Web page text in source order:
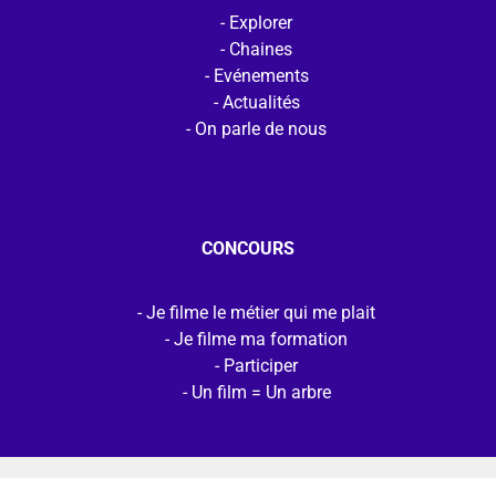
Explorer
Chaines
Evénements
Actualités
On parle de nous
CONCOURS
Je filme le métier qui me plait
Je filme ma formation
Participer
Un film = Un arbre